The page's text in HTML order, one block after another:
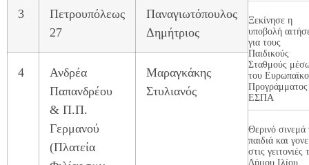
3
Πετρουπόλεως
27
Παναγιωτόπουλος
Δημήτριος
4
Ανδρέα
Παπανδρέου
& Π.Π.
Γερμανού
(Πλατεία
Μαραγκάκης
Στυλιανός
Ξεκίνησε η
υποβολή
για τους
Παιδικούς
Σταθμούς
του
Προγράμματος
ΕΣΠΑ
Θερινό σινεμά
παιδιά και
στις γειτονιές
Δήμου Ιλίου